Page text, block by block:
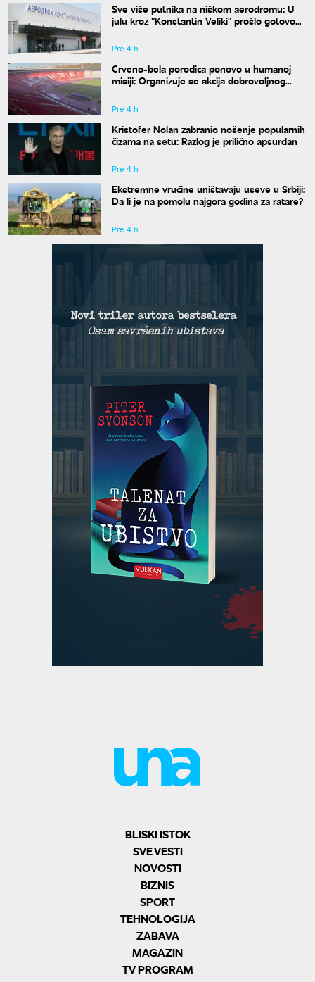
Sve više putnika na niškom aerodromu: U
julu kroz "Konstantin Veliki" prošlo gotovo
Pre 4 h
Crveno-bela porodica ponovo u humanoj
misiji: Organizuje se akcija dobrovoljnog
Pre 4 h
Kristofer Nolan zabranio nošenje popularnih
čizama na setu: Razlog je prilično apsurdan
Pre 4 h
Ekstremne vrućine uništavaju useve u Srbiji:
Da li je na pomolu najgora godina za ratare?
Pre 4 h
BLISKI ISTOK
SVE VESTI
NOVOSTI
BIZNIS
SPORT
TEHNOLOGIJA
ZABAVA
MAGAZIN
TV PROGRAM